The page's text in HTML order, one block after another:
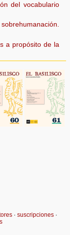
del vocabulario
a propósito de la
· suscripciones ·